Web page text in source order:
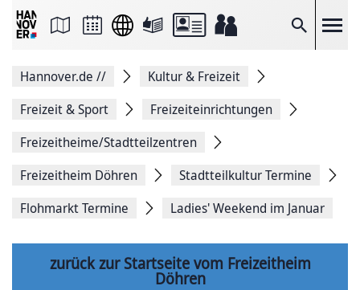
Suche
Seite
Facebook
teilen
Seitenlink
Seite
Hannover.de //
Kultur & Freizeit
Freizeit & Sport
Freizeiteinrichtungen
Freizeitheime/Stadtteilzentren
Freizeitheim Döhren
Stadtteilkultur Termine
Flohmarkt Termine
Ladies' Weekend im Januar
zurück zur Startseite vom Freizeitheim
Döhren